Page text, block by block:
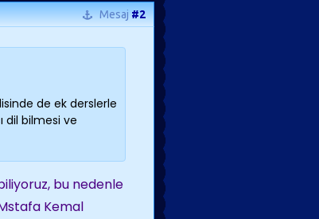
Mesaj#2
de ek derslerle
dil bilmesi ve
bu nedenle
Kemal